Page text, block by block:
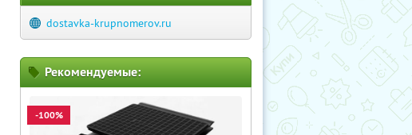
dostavka-krupnomerov.ru
Рекомендуемые:
-100%